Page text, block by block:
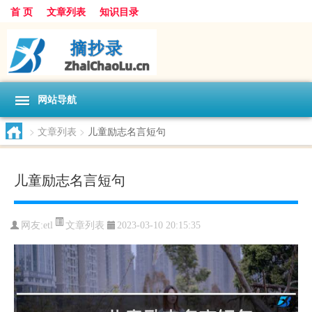
首 页 文章列表 知识目录
网站导航
> 文章列表 > 儿童励志名言短句
儿童励志名言短句
网友:etl 文章列表 2023-03-10 20:15:35